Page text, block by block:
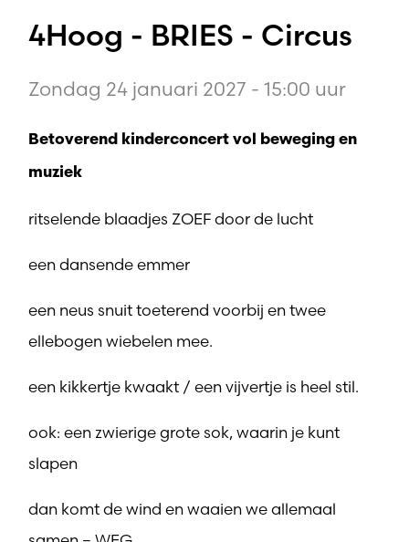
4Hoog - BRIES - Circus
Zondag 24 januari 2027 - 15:00 uur
Betoverend kinderconcert vol beweging en
muziek
ritselende blaadjes ZOEF door de lucht
een dansende emmer
een neus snuit toeterend voorbij en twee
ellebogen wiebelen mee.
een kikkertje kwaakt / een vijvertje is heel stil.
ook: een zwierige grote sok, waarin je kunt
slapen
dan komt de wind en waaien we allemaal